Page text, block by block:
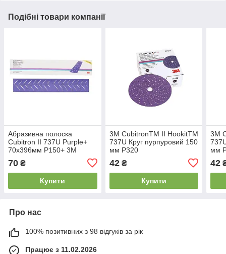
Подібні товари компанії
Абразивна полоска
Cubitron II 737U Purple+
70x396мм P150+ 3M
70 ₴
Купити
3М CubitronTM II HookitTM
737U Круг пурпуровий 150
мм Р320
42₴
Купити
3М
мм
42
Про нас
100% позитивних з 98 відгуків за рік
Працює з 11.02.2026